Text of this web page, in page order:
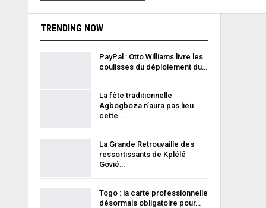
TRENDING NOW
PayPal : Otto Williams livre les
coulisses du déploiement du…
La fête traditionnelle
Agbogboza n’aura pas lieu
cette…
La Grande Retrouvaille des
ressortissants de Kplélé
Govié…
Togo : la carte professionnelle
désormais obligatoire pour…